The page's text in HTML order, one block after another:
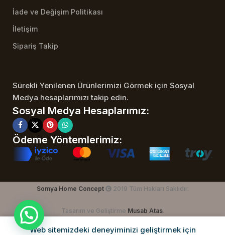
İade ve Değişim Politikası
İletişim
Sipariş Takip
Sürekli Yenilenen Ürünlerimizi Görmek için Sosyal
Medya hesaplarımızı takip edin.
Sosyal Medya Hesaplarımız:
Ödeme Yöntemlerimiz:
Somya Home Concept 2019 Tüm Hakları Saklıdır.
Tasarım ve Geliştirme Musab Atas.
Web sitemizdeki deneyiminizi geliştirmek için